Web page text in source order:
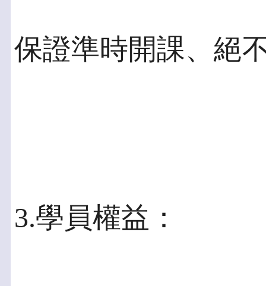
保證準時開課、絕
3.學員權益：